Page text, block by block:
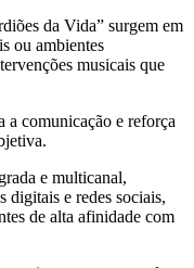
da Vida” surgem em
ou ambientes
musicais que
a comunicação e reforça
e multicanal,
digitais e redes sociais,
de alta afinidade com